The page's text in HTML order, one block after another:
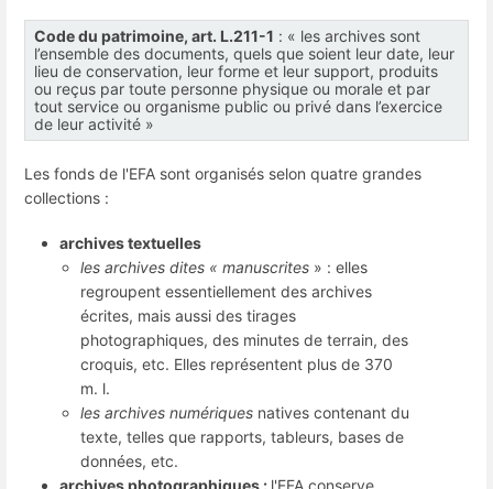
Code du patrimoine, art. L.211-1 : « les archives sont
l’ensemble des documents, quels que soient leur date, leur
lieu de conservation, leur forme et leur support, produits
ou reçus par toute personne physique ou morale et par
tout service ou organisme public ou privé dans l’exercice
de leur activité »
Les fonds de l'EFA sont organisés selon quatre grandes
collections :
archives textuelles
les archives dites « manuscrites » : elles
regroupent essentiellement des archives
écrites, mais aussi des tirages
photographiques, des minutes de terrain, des
croquis, etc. Elles représentent plus de 370
m. l.
les archives numériques natives contenant du
texte, telles que rapports, tableurs, bases de
données, etc.